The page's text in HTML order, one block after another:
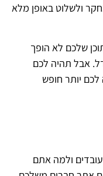
ולשלוט באופן מלא
שלכם לא הופך
אבל תהיה לכם
לכם יותר חופש
ולמה אתם